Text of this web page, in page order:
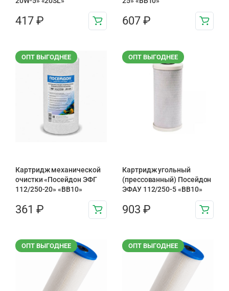
417 ₽ 607 ₽
ОПТ ВЫГОДНЕЕ
Картридж механической
очистки «Посейдон ЭФГ
112/250-20» «ВВ10»
361 ₽
ОПТ ВЫГОДНЕЕ
Картридж угольный
(прессованный) Посейдон
ЭФАУ 112/250-5 «BB10»
903 ₽
ОПТ ВЫГОДНЕЕ ОПТ ВЫГОДНЕЕ